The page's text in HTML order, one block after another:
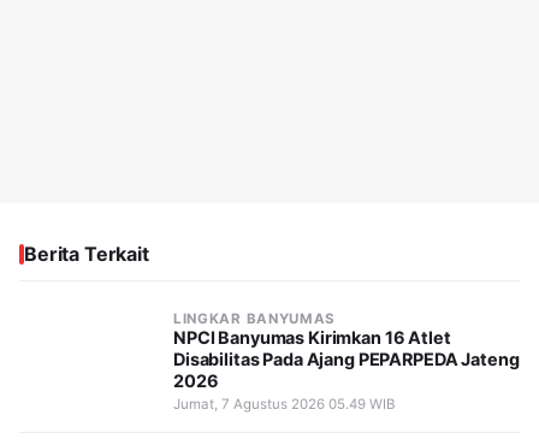
Berita Terkait
LINGKAR BANYUMAS
NPCI Banyumas Kirimkan 16 Atlet
Disabilitas Pada Ajang PEPARPEDA Jateng
2026
Jumat, 7 Agustus 2026 05.49 WIB